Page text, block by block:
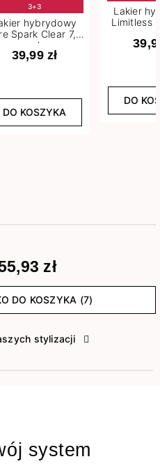
3+3
hybrydowy
Spark Clear 7,2
ml
39,99 zł
DO KOSZYKA
Lakier
Limitless
DO
zł
DO KOSZYKA (7)
stylizacji
system